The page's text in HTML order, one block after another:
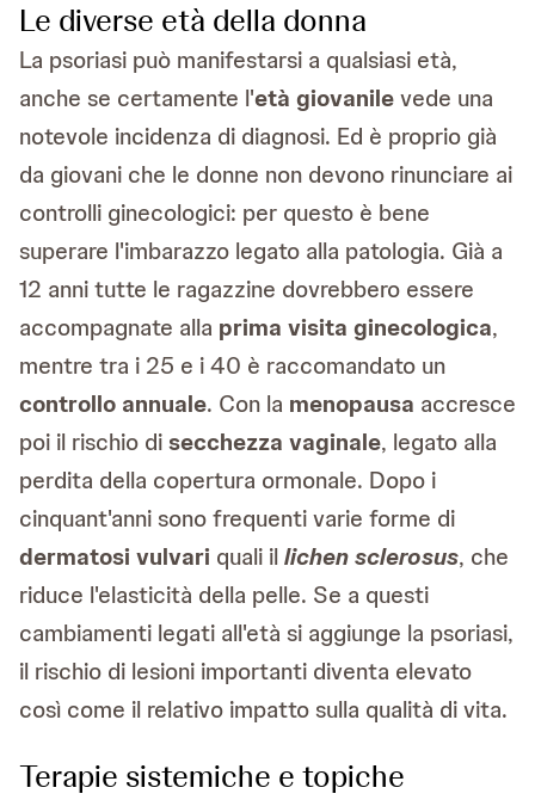
Le diverse età della donna
La psoriasi può manifestarsi a qualsiasi età,
anche se certamente l'età giovanilevede una
notevole incidenza di diagnosi. Ed è proprio già
da giovani che le donne non devono rinunciare ai
controlli ginecologici: per questo è bene
superare l'imbarazzo legato alla patologia. Già a
12 anni tutte le ragazzine dovrebbero essere
accompagnate alla prima visita ginecologica,
mentre tra i 25 e i 40 è raccomandato un
controllo annuale. Con la menopausa accresce
poi il rischio disecchezza vaginale, legato alla
perdita della copertura ormonale. Dopo i
cinquant'anni sono frequenti varie forme di
dermatosi vulvari quali illichen sclerosus, che
riduce l'elasticità della pelle. Se a questi
cambiamenti legati all'età si aggiunge la psoriasi,
il rischio di lesioni importanti diventa elevato
così come il relativo impatto sulla qualità di vita.
Terapie sistemiche e topiche